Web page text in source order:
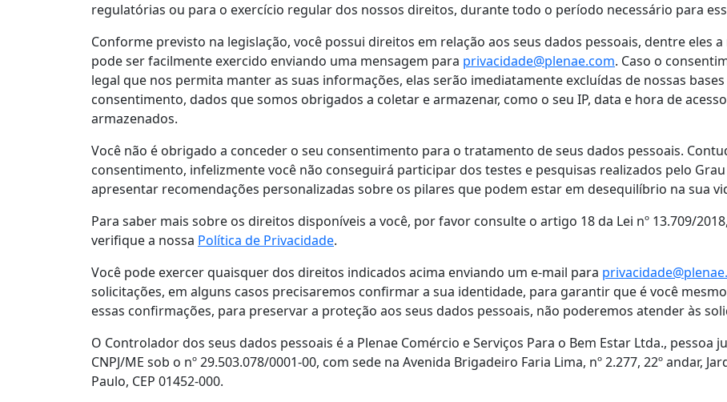
regulatórias ou para o exercício regular dos nossos direitos, durante todo o período necessário para
Conforme previsto na legislação, você possui direitos em relação aos seus dados pessoais, dentre eles
pode ser facilmente exercido enviando uma mensagem para privacidade@plenae.com. Caso o
legal que nos permita manter as suas informações, elas serão imediatamente excluídas de nossas
consentimento, dados que somos obrigados a coletar e armazenar, como o seu IP, data e hora de
armazenados.
Você não é obrigado a conceder o seu consentimento para o tratamento de seus dados pessoais.
consentimento, infelizmente você não conseguirá participar dos testes e pesquisas realizados pelo
apresentar recomendações personalizadas sobre os pilares que podem estar em desequilíbrio na sua
Para saber mais sobre os direitos disponíveis a você, por favor consulte o artigo 18 da Lei nº 13.709/
verifique a nossa Política de Privacidade.
Você pode exercer quaisquer dos direitos indicados acima enviando um e-mail para
solicitações, em alguns casos precisaremos confirmar a sua identidade, para garantir que é você
essas confirmações, para preservar a proteção aos seus dados pessoais, não poderemos atender às
O Controlador dos seus dados pessoais é a Plenae Comércio e Serviços Para o Bem Estar Ltda.,
CNPJ/ME sob o nº 29.503.078/0001-00, com sede na Avenida Brigadeiro Faria Lima, nº 2.277, 22º andar,
Paulo, CEP 01452-000.